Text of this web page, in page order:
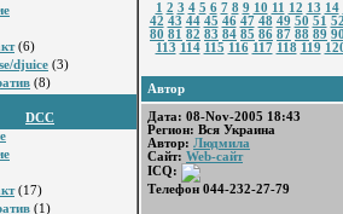
(6)
djuice (3)
(8)
DCC
(17)
(1)
1 2 3 4 5 6 7 8 9 10 11 12 13 14
42 43 44 45 46 47 48 49 50 51
80 81 82 83 84 85 86 87 88 89
113 114 115 116 117 118 119
Автор
Дата: 08-Nov-2005 18:43
Регион: Вся Украина
Автор: Людмила
Сайт: Web-сайт
ICQ:
Телефон 044-232-27-79